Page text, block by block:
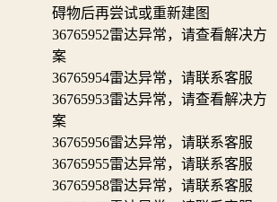
碍物后再尝试或重新建图
36765952雷达异常，请查看解决方
案
36765954雷达异常，请联系客服
36765953雷达异常，请查看解决方
案
36765956雷达异常，请联系客服
36765955雷达异常，请联系客服
36765958雷达异常，请联系客服